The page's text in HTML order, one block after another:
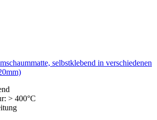
selbstklebend in verschiedenen
> 400°C